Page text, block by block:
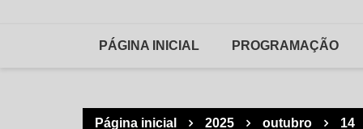
PÁGINA INICIAL PROGRAMAÇÃO
Página inicial 2025 outubro 14